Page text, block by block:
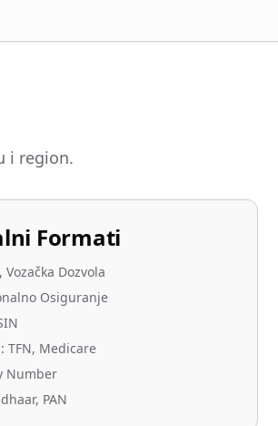
i region.
Formati
Vozačka Dozvola
Osiguranje
TFN, Medicare
Number
PAN